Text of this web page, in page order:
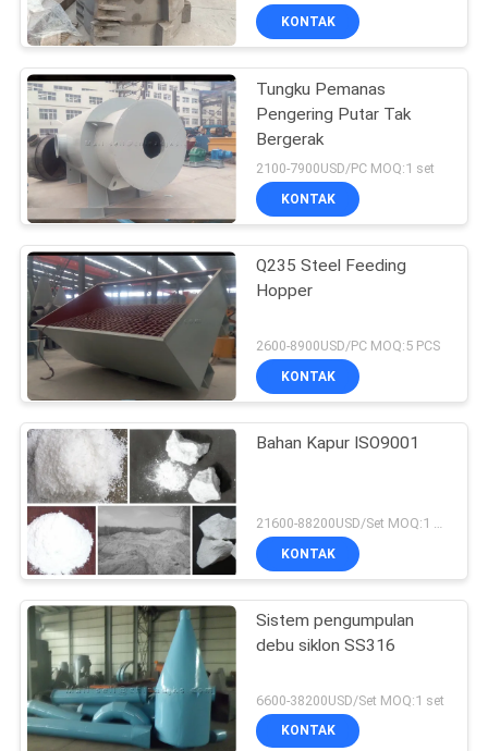
KONTAK
Tungku Pemanas
Pengering Putar Tak
Bergerak
2100-7900USD/PC MOQ:1 set
KONTAK
Q235 Steel Feeding
Hopper
2600-8900USD/PC MOQ:5 PCS
KONTAK
Bahan Kapur ISO9001
KONTAK
Sistem pengumpulan
debu siklon SS316
6600-38200USD/Set MOQ:1 set
KONTAK